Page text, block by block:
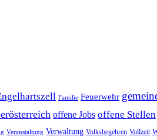
Familie Feuerwehr
offene Jobs offene Stellen
Veranstaltung Verwaltung Volksbegehren Vollzeit